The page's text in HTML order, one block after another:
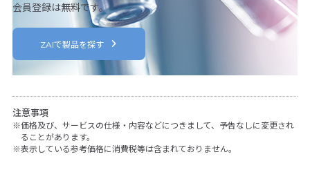
会員登録は無料です。
ZAIで製品を探す
注意事項
価格及び、サービスの仕様・内容などにつきまして、予告なしに変更され
ることがあります。
表示している参考価格に消費税等は含まれておりません。